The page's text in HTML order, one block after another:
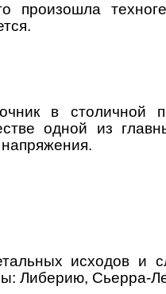
произошла
в столичной
одной из
напряжения.
исходов и
Либерию, Сьерра-